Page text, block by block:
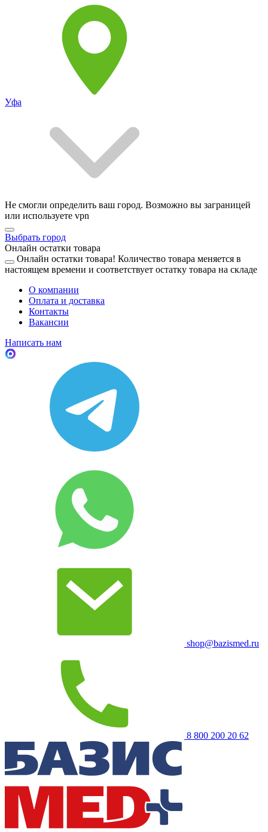
Уфа
Не смогли определить ваш город. Возможно вы заграницей
или используете vpn
Выбрать город
Онлайн остатки товара
Онлайн остатки товара! Количество товара меняется в
настоящем времени и соответствует остатку товара на складе
О компании
Оплата и доставка
Контакты
Вакансии
Написать нам
shop@bazismed.ru
8 800 200 20 62